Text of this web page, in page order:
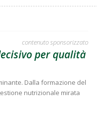
contenuto sponsorizzato
per qualità
Dalla formazione del
nutrizionale mirata